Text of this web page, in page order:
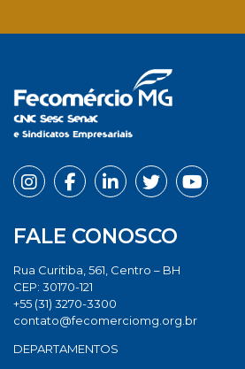
FALE CONOSCO
Rua Curitiba, 561, Centro – BH
CEP: 30170-121
+55 (31) 3270-3300
contato@fecomerciomg.org.br
DEPARTAMENTOS